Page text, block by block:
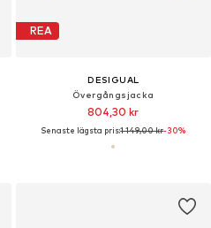
REA
DESIGUAL
Övergångsjacka
804,30 kr
Senaste lägsta pris:1 149,00 kr-30%